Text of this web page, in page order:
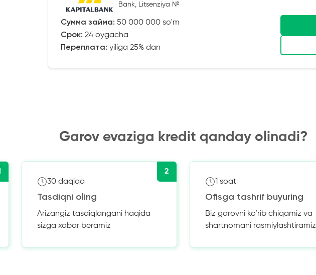
Bank, Litsenziya №
Сумма займа: 50 000 000 so'm
Срок: 24 oygacha
Переплата: yiliga 25% dan
Garov evaziga kredit qanday olinadi?
2
30 daqiqa
Tasdiqni oling
Arizangiz tasdiqlangani haqida
sizga xabar beramiz
1 soat
Ofisga tashrif buyuring
Biz garovni ko’rib chiqamiz va
shartnomani rasmiylashtiramiz